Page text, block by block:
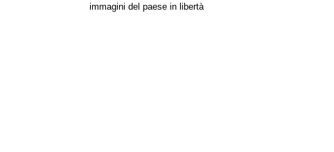
immagini del paese in libertà